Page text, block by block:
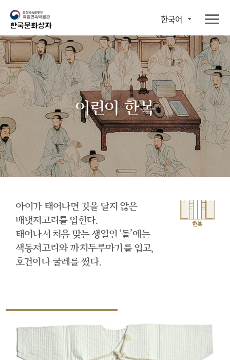
한국어
어린이 한복
아이가 태어나면 깃을 달지 않은
배냇저고리를 입힌다.
태어나서 처음 맞는 생일인 ‘돌’에는
색동저고리와 까치두루마기를 입고,
호건이나 굴레를 썼다.
한복